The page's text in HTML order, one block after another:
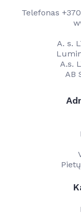
Telefonas
A. s.
A.s.
AB